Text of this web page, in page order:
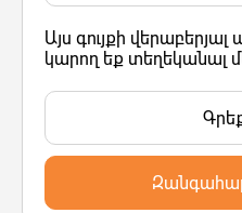
Այս գույքի
կարող եք տեղեկանալ